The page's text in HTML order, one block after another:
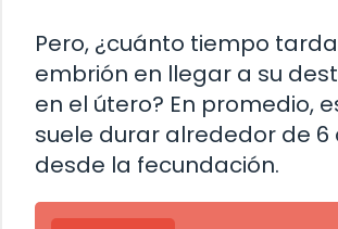
Pero, ¿cuánto tiempo
embrión en llegar a su
en el útero? En promedio,
suele durar alrededor de 6
desde la fecundación.